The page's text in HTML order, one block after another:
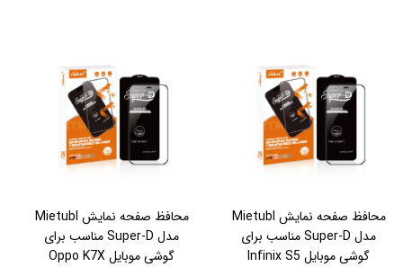
محافظ صفحه نمایش Mietubl
مدل Super-D مناسب برای
گوشی موبایل Infinix S5
محافظ صفحه نمایش Mietubl
مدل Super-D مناسب برای
گوشی موبایل Oppo K7X